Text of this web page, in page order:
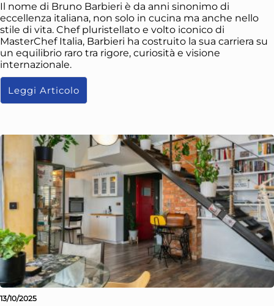
Il nome di Bruno Barbieri è da anni sinonimo di
eccellenza italiana, non solo in cucina ma anche nello
stile di vita. Chef pluristellato e volto iconico di
MasterChef Italia, Barbieri ha costruito la sua carriera su
un equilibrio raro tra rigore, curiosità e visione
internazionale.
Leggi Articolo
13/10/2025